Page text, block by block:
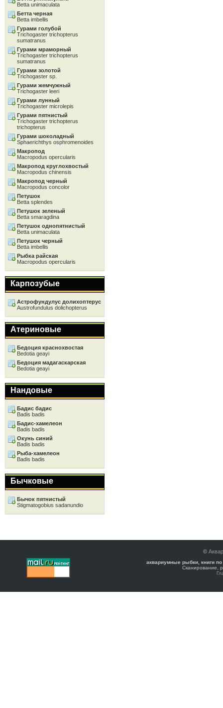
Betta unimaculata
Бетта черная
Betta imbellis
Гурами голубой
Trichogaster trichopterus
sumatranus
Гурами мраморный
Trichogaster trichopterus
sumatranus
Гурами золотой
Trichogaster sp.
Гурами жемчужный
Trichogaster leeri
Гурами лунный
Trichogaster microlepis
Гурами пятнистый
Trichogaster trichopterus
trichopterus
Гурами шоколадный
Sphaerichthys osphromenoides
Макропод
Macropodus opercularis
Макропод круглохвостый
Macropodus chinensis
Макропод черный
Macropodus concolor
Петушок
Betta splendes
Петушок зеленый
Betta smaragdina
Петушок однопятнистый
Betta unimaculata
Петушок черный
Betta imbellis
Рыбка райская
Macropodus opercularis
Карпозубые
Астрофундулус долихоптерус
Austrofundulus dolichopterus
Атериновые
Бедоция краснохвостая
Bedotia geayi
Бедоция мадагаскарская
Bedotia geayi
Нандовые
Бадис бадис
Badis badis
Бадис-хамелеон
Badis badis
Окунь синий
Badis badis
Рыба-хамелеон
Badis badis
Бычковые
Бычок пятнистый
Stigmatogobius sadanundio
©
аквариумные рыбки, книги
Сканирование,